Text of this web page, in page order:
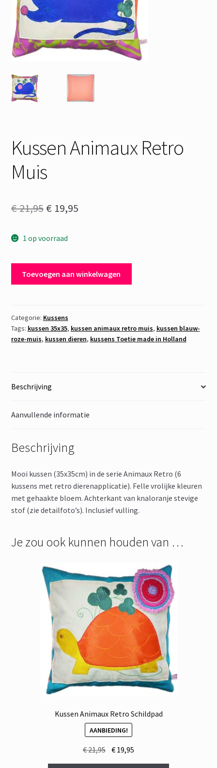
Kussen Animaux Retro
Muis
€21,95 Oorspronkelijke
was:
€ 21,95.
€ 19,95Huidige
€ 19,95.
1 op voorraad
aantal
Toevoegen aan winkelwagen
Categorie: Kussens
Tags: kussen 35x35, kussen animaux retro muis, kussen blauw-
roze-muis, kussen dieren, kussens Toetie made in Holland
Beschrijving
Aanvullende informatie
Beschrijving
Mooi kussen (35x35cm) in de serie Animaux Retro (6
kussens met retro dierenapplicatie). Felle vrolijke kleuren
met gehaakte bloem. Achterkant van knaloranje stevige
stof (zie detailfoto’s). Inclusief vulling.
Je zou ook kunnen houden van …
Kussen Animaux Retro Schildpad
AANBIEDING!
€21,95 Oorspronkelijke
prijs
€ 19,95
prijs